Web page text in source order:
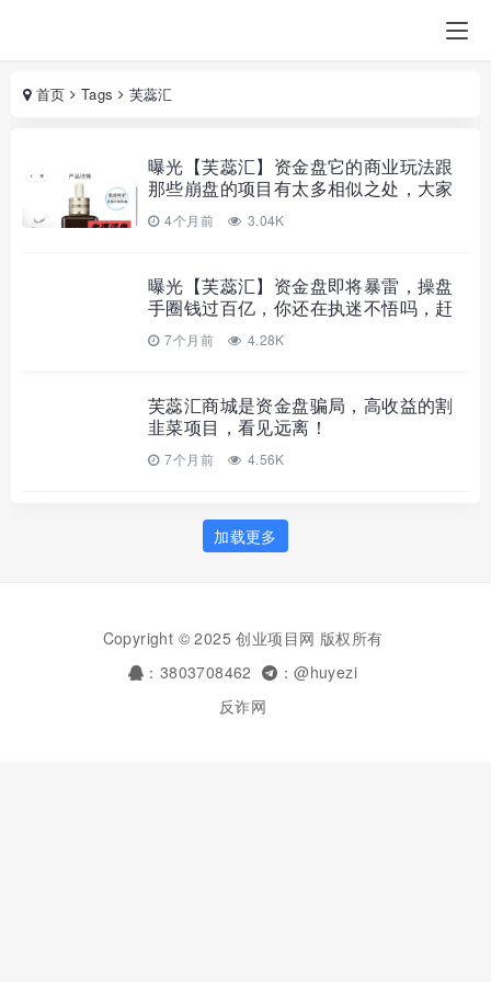
首页 Tags 芙蕊汇
曝光【芙蕊汇】资金盘它的商业玩法跟
那些崩盘的项目有太多相似之处，大家
一定要提高警惕。
4个月前 3.04K
曝光【芙蕊汇】资金盘即将暴雷，操盘
手圈钱过百亿，你还在执迷不悟吗，赶
紧转发身边亲友。
7个月前 4.28K
芙蕊汇商城是资金盘骗局，高收益的割
韭菜项目，看见远离！
7个月前 4.56K
加载更多
Copyright © 2025 创业项目网 版权所有
：3803708462
：@huyezi
反诈网